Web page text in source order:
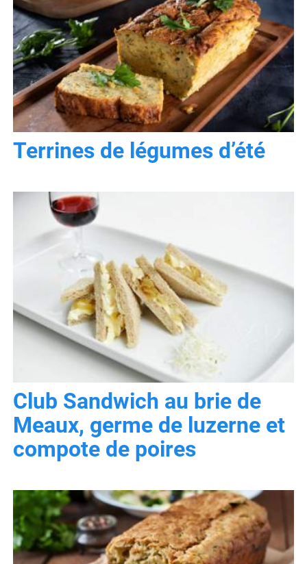
Terrines de légumes d’été
Club Sandwich au brie de
Meaux, germe de luzerne et
compote de poires